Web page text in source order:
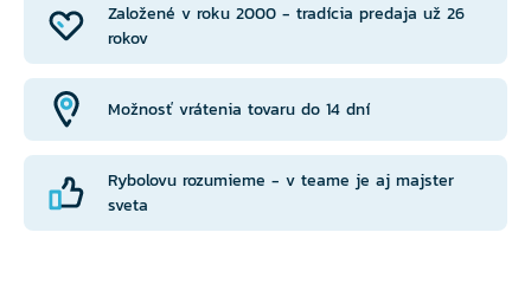
Založené v roku 2000 - tradícia predaja už 26
rokov
Možnosť vrátenia tovaru do 14 dní
Rybolovu rozumieme - v teame je aj majster
sveta